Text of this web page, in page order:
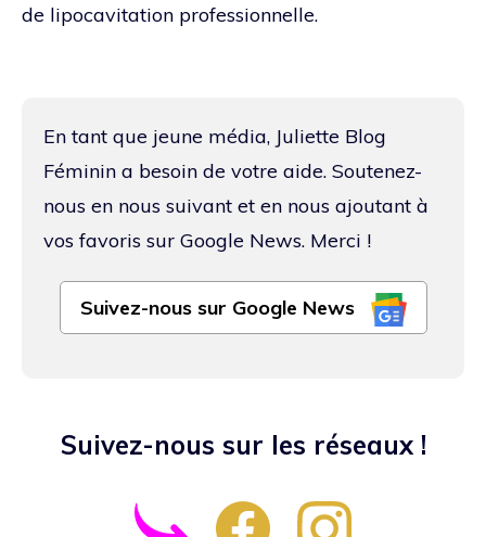
de lipocavitation professionnelle.
En tant que jeune média, Juliette Blog
Féminin a besoin de votre aide. Soutenez-
nous en nous suivant et en nous ajoutant à
vos favoris sur Google News. Merci !
Suivez-nous sur Google News
Suivez-nous sur les réseaux !